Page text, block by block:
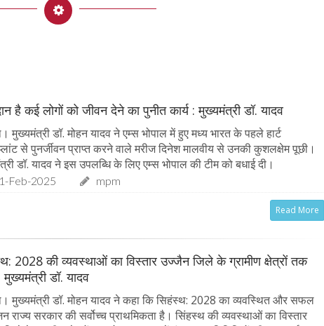
है कई लोगों को जीवन देने का पुनीत कार्य : मुख्यमंत्री डॉ. यादव
मुख्यमंत्री डॉ. मोहन यादव ने एम्स भोपाल में हुए मध्य भारत के पहले हार्ट
से पुनर्जीवन प्राप्त करने वाले मरीज दिनेश मालवीय से उनकी कुशलक्षेम पूछी।
डॉ. यादव ने इस उपलब्धि के लिए एम्स भोपाल की टीम को बधाई दी।
Feb-2025 mpm
Read More
2028 की व्यवस्थाओं का विस्तार उज्जैन जिले के ग्रामीण क्षेत्रों तक
मुख्यमंत्री डॉ. यादव
मुख्यमंत्री डॉ. मोहन यादव ने कहा कि सिहंस्थ: 2028 का व्यवस्थित और सफल
राज्य सरकार की सर्वोच्च प्राथमिकता है। सिंहस्थ की व्यवस्थाओं का विस्तार
Gud-Moongfali Chikki : सर्दियों का मजा हो जाएगा
दोगुना जब इस तरह बनाएंगे गुड़-मूंगफली की चिक्की